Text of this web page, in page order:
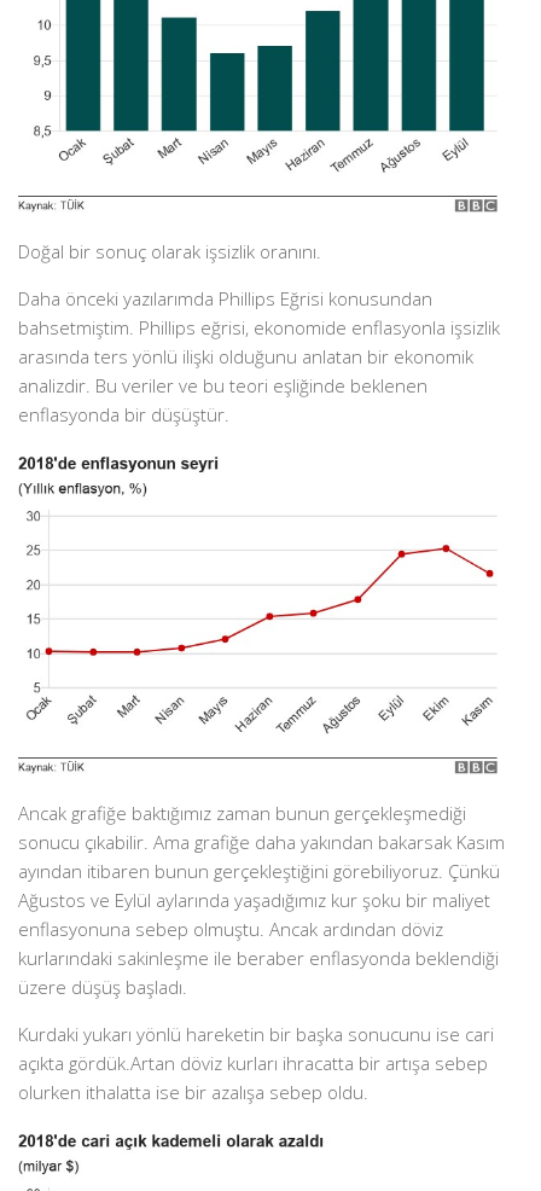
Doğal bir sonuç olarak işsizlik oranını.
Daha önceki yazılarımda Phillips Eğrisi konusundan
bahsetmiştim. Phillips eğrisi, ekonomide enflasyonla işsizlik
arasında ters yönlü ilişki olduğunu anlatan bir ekonomik
analizdir. Bu veriler ve bu teori eşliğinde beklenen
enflasyonda bir düşüştür.
Ancak grafiğe baktığımız zaman bunun gerçekleşmediği
sonucu çıkabilir. Ama grafiğe daha yakından bakarsak Kasım
ayından itibaren bunun gerçekleştiğini görebiliyoruz. Çünkü
Ağustos ve Eylül aylarında yaşadığımız kur şoku bir maliyet
enflasyonuna sebep olmuştu. Ancak ardından döviz
kurlarındaki sakinleşme ile beraber enflasyonda beklendiği
üzere düşüş başladı.
Kurdaki yukarı yönlü hareketin bir başka sonucunu ise cari
açıkta gördük.Artan döviz kurları ihracatta bir artışa sebep
olurken ithalatta ise bir azalışa sebep oldu.